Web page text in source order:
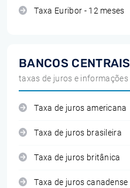
Taxa Euribor - 12 meses
BANCOS CENTRAIS
taxas de juros e informações
Taxa de juros americana
Taxa de juros brasileira
Taxa de juros britânica
Taxa de juros canadense